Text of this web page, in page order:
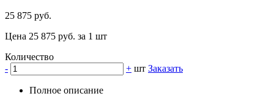
25 875 руб.
Цена 25 875 руб. за 1 шт
Количество
-
+ шт Заказать
Полное описание